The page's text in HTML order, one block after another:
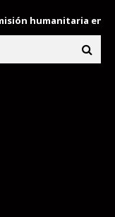
humanitaria enviada a